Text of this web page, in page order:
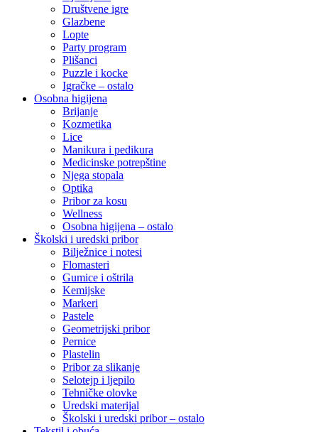
Društvene igre
Glazbene
Lopte
Party program
Plišanci
Puzzle i kocke
Igračke – ostalo
Osobna higijena
Brijanje
Kozmetika
Lice
Manikura i pedikura
Medicinske potrepštine
Njega stopala
Optika
Pribor za kosu
Wellness
Osobna higijena – ostalo
Školski i uredski pribor
Bilježnice i notesi
Flomasteri
Gumice i oštrila
Kemijske
Markeri
Pastele
Geometrijski pribor
Pernice
Plastelin
Pribor za slikanje
Selotejp i ljepilo
Tehničke olovke
Uredski materijal
Školski i uredski pribor – ostalo